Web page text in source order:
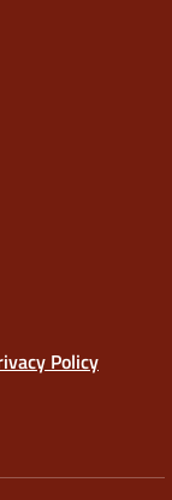
Policy